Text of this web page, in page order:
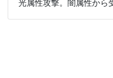
光属性攻撃。闇属性から